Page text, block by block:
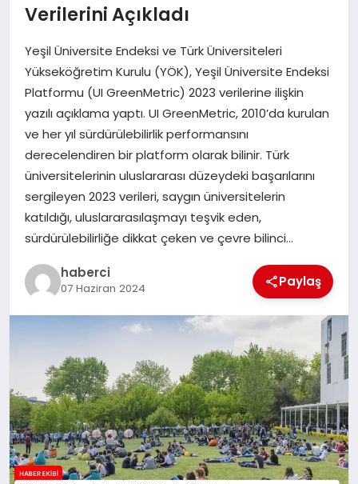
EKONOMI
MAGAZIN
YAŞAM
Verilerini Açıkladı
Yeşil Üniversite Endeksi ve Türk Üniversiteleri
Yükseköğretim Kurulu (YÖK), Yeşil Üniversite Endeksi
Platformu (UI GreenMetric) 2023 verilerine ilişkin
yazılı açıklama yaptı. UI GreenMetric, 2010’da kurulan
ve her yıl sürdürülebilirlik performansını
derecelendiren bir platform olarak bilinir. Türk
üniversitelerinin uluslararası düzeydeki başarılarını
sergileyen 2023 verileri, saygın üniversitelerin
katıldığı, uluslararasılaşmayı teşvik eden,
sürdürülebilirliğe dikkat çeken ve çevre bilinci…
haberci
07 Haziran 2024 Paylaş